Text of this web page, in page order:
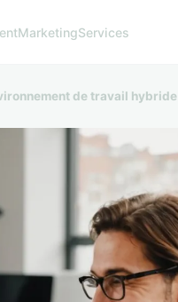
MarketingServices
de travail hybride